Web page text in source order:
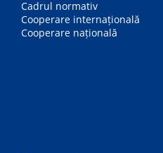
Cadrul normativ
Cooperare internațională
Cooperare națională